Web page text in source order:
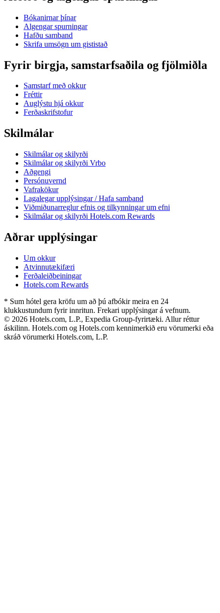
Bókanirnar þínar
Algengar spurningar
Hafðu samband
Skrifa umsögn um gististað
Fyrir birgja, samstarfsaðila og fjölmiðla
Samstarf með okkur
Fréttir
Auglýstu hjá okkur
Ferðaskrifstofur
Skilmálar
Skilmálar og skilyrði
Skilmálar og skilyrði Vrbo
Aðgengi
Persónuvernd
Vafrakökur
Lagalegar upplýsingar / Hafa samband
Viðmiðunarreglur efnis og tilkynningar um efni
Skilmálar og skilyrði Hotels.com Rewards
Aðrar upplýsingar
Um okkur
Atvinnutækifæri
Ferðaleiðbeiningar
Hotels.com Rewards
* Sum hótel gera kröfu um að þú afbókir meira en 24
klukkustundum fyrir innritun. Frekari upplýsingar á vefnum.
© 2026 Hotels.com, L.P., Expedia Group-fyrirtæki. Allur réttur
áskilinn. Hotels.com og Hotels.com kennimerkið eru vörumerki eða
skráð vörumerki Hotels.com, L.P.